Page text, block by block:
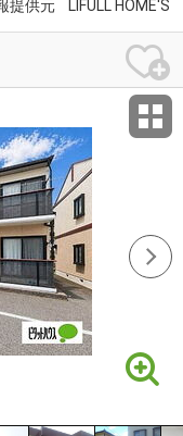
提供元 LIFULL HOME'S